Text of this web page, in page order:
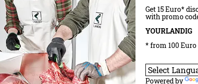
€(UVP)
10,95 €
MwSt.exkl.Versandkosten
16,65 €
inklusive MwSt.
Get 15 Euro*
with promo
YOURLANDIG
* from 100
Powered by